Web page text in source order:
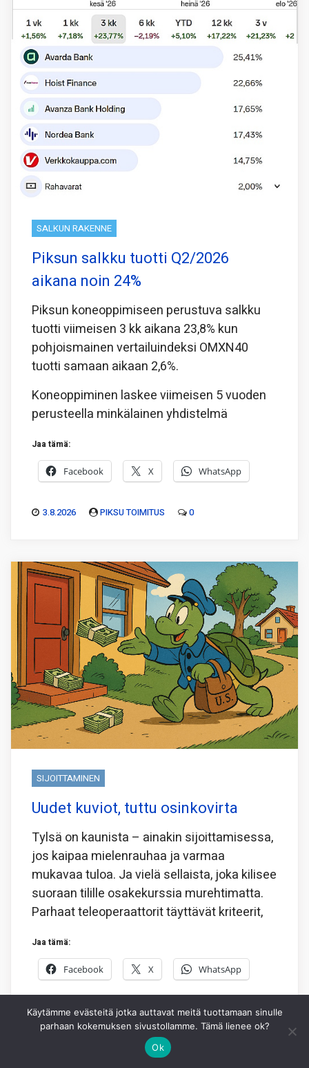
SALKUN RAKENNE
Piksun salkku tuotti Q2/2026
aikana noin 24%
Piksun koneoppimiseen perustuva salkku
tuotti viimeisen 3 kk aikana 23,8% kun
pohjoismainen vertailuindeksi OMXN40
tuotti samaan aikaan 2,6%.
Koneoppiminen laskee viimeisen 5 vuoden
perusteella minkälainen yhdistelmä
Jaa tämä:
Facebook X WhatsApp
3.8.2026 PIKSU TOIMITUS 0
SIJOITTAMINEN
Uudet kuviot, tuttu osinkovirta
Tylsä on kaunista – ainakin sijoittamisessa,
jos kaipaa mielenrauhaa ja varmaa
mukavaa tuloa. Ja vielä sellaista, joka kilisee
suoraan tilille osakekurssia murehtimatta.
Parhaat teleoperaattorit täyttävät kriteerit,
Jaa tämä:
Facebook X WhatsApp
3.8.2026 HEIKKI IKONEN 1
Käytämme evästeitä jotka auttavat meitä tuottamaan sinulle
parhaan kokemuksen sivustollamme. Tämä lienee ok?
Ok